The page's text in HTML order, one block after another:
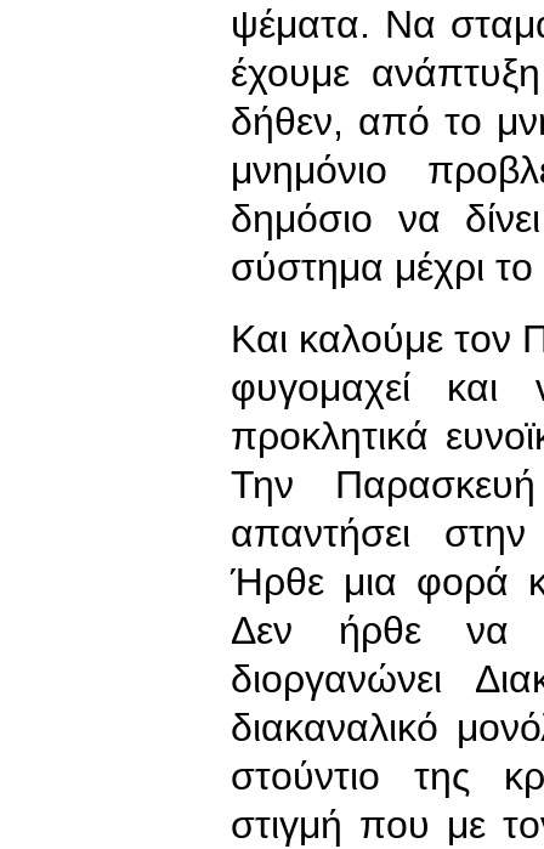
ψέματα. Να
έχουμε
δήθεν, από το
μνημόνιο
δημόσιο να
σύστημα μέχρι
Και καλούμε τον
φυγομαχεί
προκλητικά
Την
απαντήσει
Ήρθε μια φορά
Δεν ήρθε να
διοργανώνει
διακαναλικό
στούντιο της
στιγμή που με